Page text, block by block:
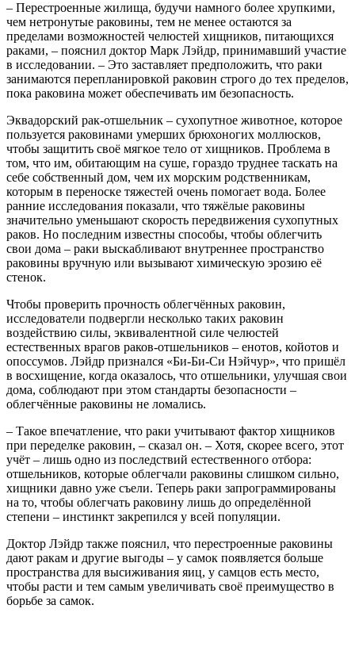
– Перестроенные жилища, будучи намного более хрупкими,
чем нетронутые раковины, тем не менее остаются за
пределами возможностей челюстей хищников, питающихся
раками, – пояснил доктор Марк Лэйдр, принимавший участие
в исследовании. – Это заставляет предположить, что раки
занимаются перепланировкой раковин строго до тех пределов,
пока раковина может обеспечивать им безопасность.
Эквадорский рак-отшельник – сухопутное животное, которое
пользуется раковинами умерших брюхоногих моллюсков,
чтобы защитить своё мягкое тело от хищников. Проблема в
том, что им, обитающим на суше, гораздо труднее таскать на
себе собственный дом, чем их морским родственникам,
которым в переноске тяжестей очень помогает вода. Более
ранние исследования показали, что тяжёлые раковины
значительно уменьшают скорость передвижения сухопутных
раков. Но последним известны способы, чтобы облегчить
свои дома – раки выскабливают внутреннее пространство
раковины вручную или вызывают химическую эрозию её
стенок.
Чтобы проверить прочность облегчённых раковин,
исследователи подвергли несколько таких раковин
воздействию силы, эквивалентной силе челюстей
естественных врагов раков-отшельников – енотов, койотов и
опоссумов. Лэйдр признался «Би-Би-Си Нэйчур», что пришёл
в восхищение, когда оказалось, что отшельники, улучшая свои
дома, соблюдают при этом стандарты безопасности –
облегчённые раковины не ломались.
– Такое впечатление, что раки учитывают фактор хищников
при переделке раковин, – сказал он. – Хотя, скорее всего, этот
учёт – лишь одно из последствий естественного отбора:
отшельников, которые облегчали раковины слишком сильно,
хищники давно уже съели. Теперь раки запрограммированы
на то, чтобы облегчать раковину лишь до определённой
степени – инстинкт закрепился у всей популяции.
Доктор Лэйдр также пояснил, что перестроенные раковины
дают ракам и другие выгоды – у самок появляется больше
пространства для высиживания яиц, у самцов есть место,
чтобы расти и тем самым увеличивать своё преимущество в
борьбе за самок.